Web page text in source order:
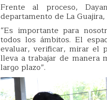
Frente al proceso,
departamento de La Guajira,
“Es importante para
todos los ámbitos. El
evaluar, verificar, mirar el
lleva a trabajar de manera
largo plazo”.​